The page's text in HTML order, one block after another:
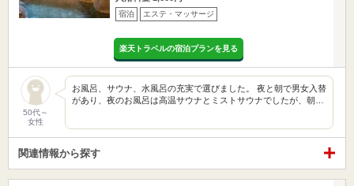
宿泊 エステ・マッサージ
楽天トラベルの宿泊プランを見る
50代～
女性
お風呂、サウナ、水風呂の充実で選びました。 夜と朝で男女入替
があり、夜のお風呂は高温サウナとミストサウナでしたが、朝…
関連情報から探す